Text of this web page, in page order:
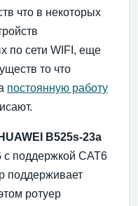
что в некоторых
по сети WIFI, еще
то что
постоянную работу
HUAWEI B525s-23a
с поддержкой CAT6
поддерживает
ротуер